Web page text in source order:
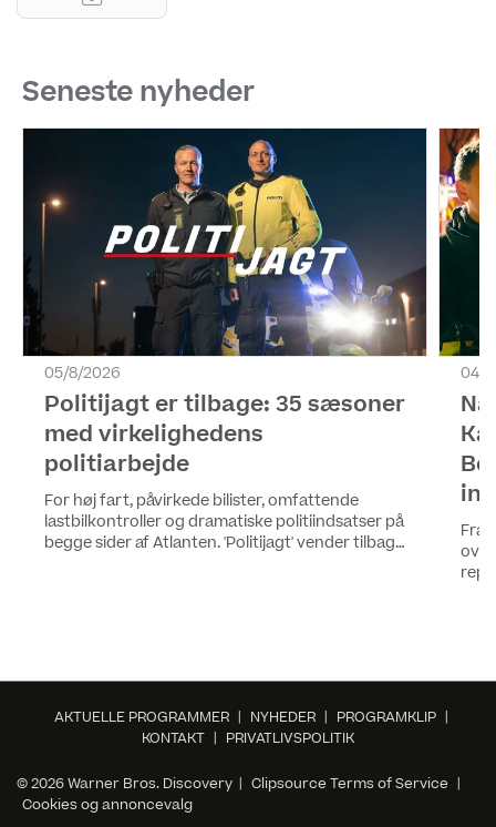
Seneste nyheder
05/8/2026
Politijagt er tilbage: 35 sæsoner
med virkelighedens
politiarbejde
For høj fart, påvirkede bilister, omfattende
lastbilkontroller og dramatiske politiindsatser på
begge sider af Atlanten. 'Politijagt' vender tilbage
04/
Fra
AKTUELLE PROGRAMMER | NYHEDER | PROGRAMKLIP |
KONTAKT | PRIVATLIVSPOLITIK
© 2026 Warner Bros. Discovery | Clipsource Terms of Service |
Cookies og annoncevalg